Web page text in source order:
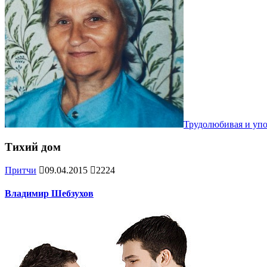
Трудолюбивая и
Тихий дoм
Притчи 09.04.2015 2224
Владимир Шебзухов